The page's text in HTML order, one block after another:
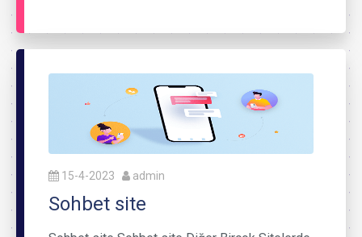
15-4-2023 admin
Sohbet site